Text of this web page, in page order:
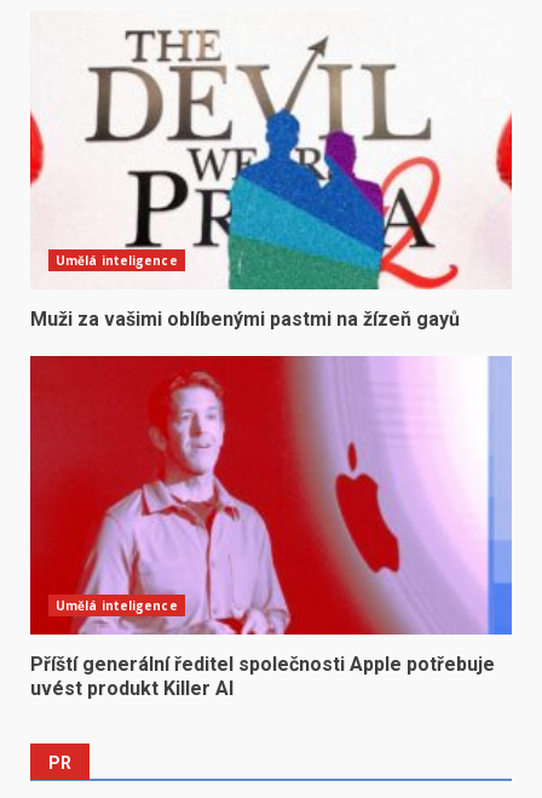
Umělá inteligence
Muži za vašimi oblíbenými pastmi na žízeň gayů
Umělá inteligence
Příští generální ředitel společnosti Apple potřebuje
uvést produkt Killer AI
PR